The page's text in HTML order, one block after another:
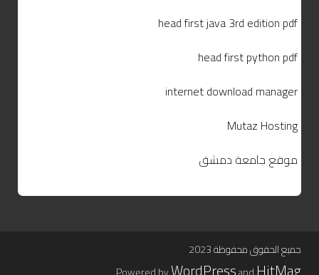
head first java 3rd edition pdf
head first python pdf
internet download manager
Mutaz Hosting
موقع جامعة دمشق
جميع الحقوق محفوظة 2023